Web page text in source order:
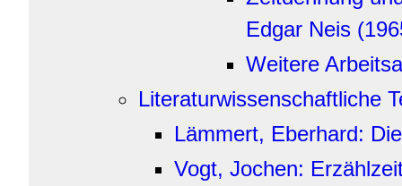
Edgar Neis
Weitere
Literaturwissenschaftliche
Lämmert, Eberhard:
Vogt, Jochen: